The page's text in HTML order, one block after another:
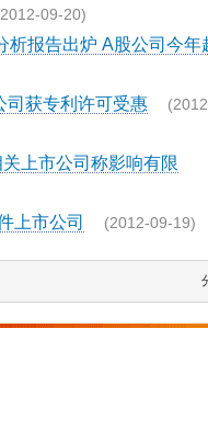
09-20)
析报告出炉 A股公司今年
司获专利许可受惠
上市公司称影响有限
上市公司 (2012-09-19)